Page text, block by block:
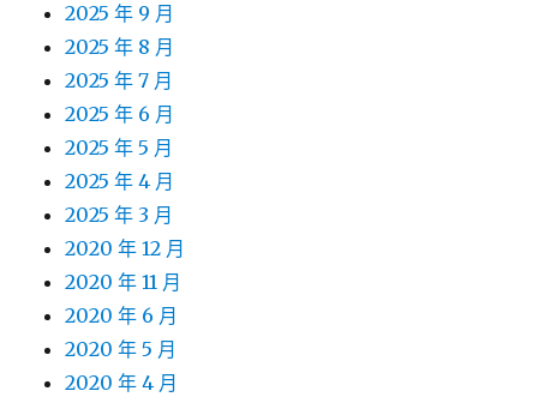
2025 年 9 月
2025 年 8 月
2025 年 7 月
2025 年 6 月
2025 年 5 月
2025 年 4 月
2025 年 3 月
2020 年 12 月
2020 年 11 月
2020 年 6 月
2020 年 5 月
2020 年 4 月